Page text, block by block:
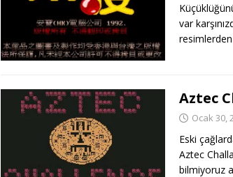
var
Aztec
Ocak 30,
Eski
Aztec
bilmiyoruz